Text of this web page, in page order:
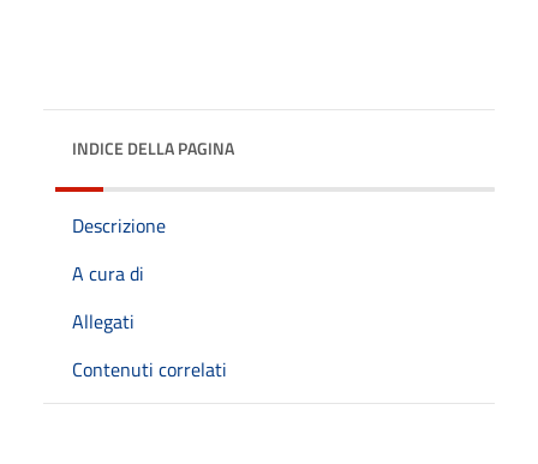
INDICE DELLA PAGINA
Descrizione
A cura di
Allegati
Contenuti correlati